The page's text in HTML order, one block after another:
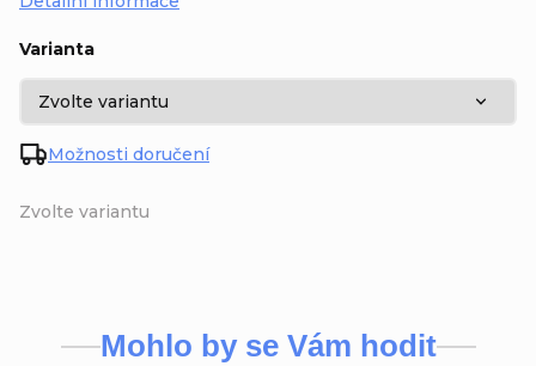
Zvolte variantu
Varianta
Možnosti doručení
Mohlo by se Vám hodit